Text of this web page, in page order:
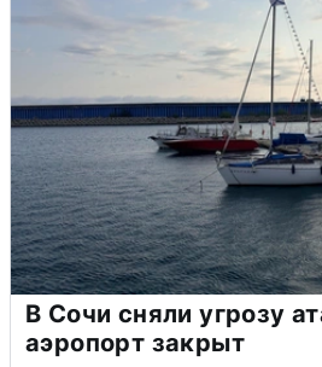
В Сочи сняли угрозу
аэропорт закрыт